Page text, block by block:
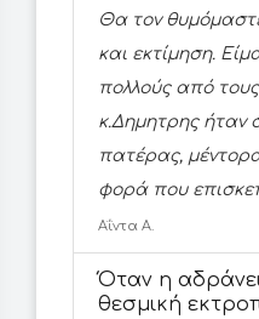
Θα τον
και εκτίμηση.
πολλούς από
κ.Δημητρης ήταν
πατέρας,
φορά που
Αΐντα Α.
Όταν η
θεσμική